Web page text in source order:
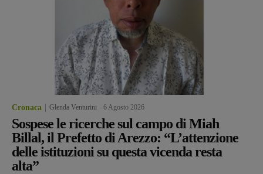
Cronaca Glenda Venturini 6 Agosto 2026
Sospese le ricerche sul campo di Miah
Billal, il Prefetto di Arezzo: “L’attenzione
delle istituzioni su questa vicenda resta
alta”